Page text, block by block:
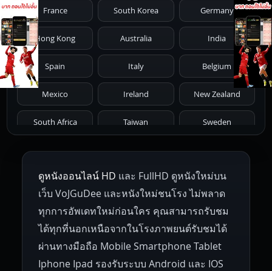
1976 1975 1974 1973 1972
1971 1970 1969 1968 1967
1966 1965 1964 1963 1962
1959 1955
1945 1942 1941 1940 1939
1937 1930
France South Korea Germany
Hong Kong Australia India
Spain Italy Belgium
Mexico Ireland New Zealand
South Africa Taiwan Sweden
Netherlands Russia Poland
Hungary Denmark Bulgaria
Czech Republic Brazil Turkey
ดูหนังออนไลน์ HD และ FullHD ดูหนังใหม่บน
เว็บ VoJGuDee และหนังใหม่ชนโรง ไม่พลาด
ทุกการอัพเดทใหม่ก่อนใคร คุณสามารถรับชม
ได้ทุกที่นอกเหนือจากในโรงภาพยนต์รับชมได้
ผ่านทางมือถือ Mobile Smartphone Tablet
Iphone Ipad รองรับระบบ Android และ IOS